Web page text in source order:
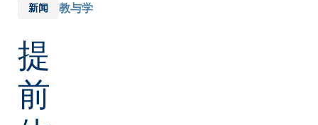
新闻 教与学
提
前